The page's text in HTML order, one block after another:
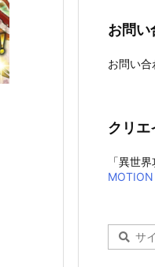
お問い
お問い合
クリエ
「異世
MOTION